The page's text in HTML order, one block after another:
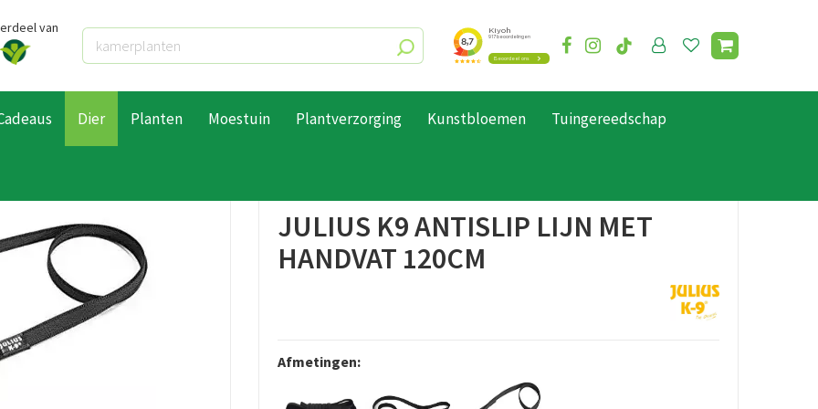
van
Dier Planten Moestuin Plantverzorging Kunstbloemen Tuingereedschap
JULIUS K9 ANTISLIP LIJN MET
HANDVAT 120CM
Afmetingen: